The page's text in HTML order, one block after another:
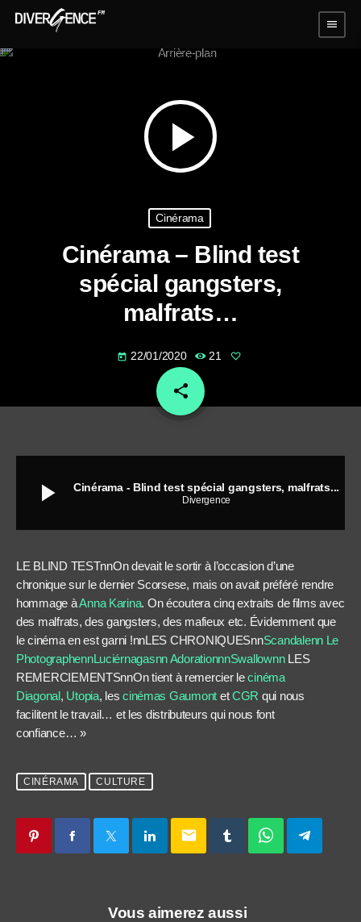
menu
play_arrow
Cinérama
Cinérama – Blind test
spécial gangsters,
malfrats…
today 22/01/2020 21
share
email
play_arrow Cinérama - Blind test spécial gangsters, malfrats...
Divergence
LE BLIND TESTnnOn devait le sortir à l’occasion d’une
chronique sur le dernier Scorsese, mais on avait préféré rendre
hommage àAnna Karina. On écoutera cinq extraits de films avec
des malfrats, des gangsters, des mafieux etc. Évidemment que
le cinéma en est garni !nnLES CHRONIQUESnnScandalenn Le
PhotographennLuciérnagasnnAdorationnnSwallownnLES
REMERCIEMENTSnnOn tient à remercier lecinéma
Diagonal, Utopia, lescinémas Gaumont etCGR qui nous
facilitent le travail… et les distributeurs qui nous font
confiance… »
CINÉRAMA CULTURE
email
Vous aimerez aussi